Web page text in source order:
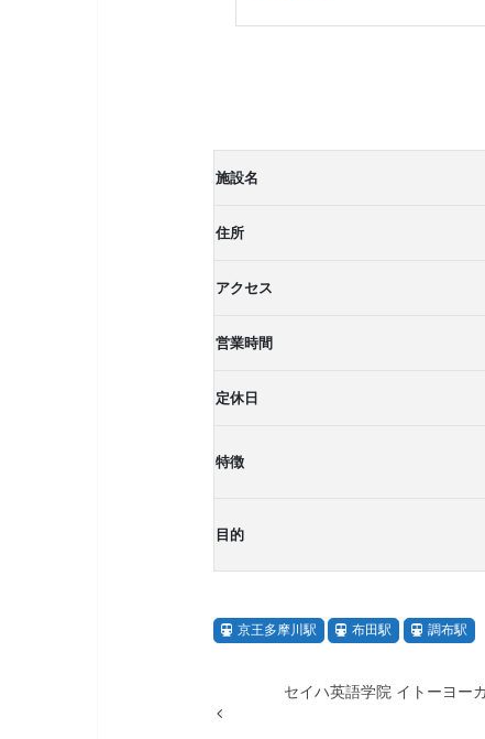
施設名
住所
アクセス
営業時間
定休日
特徴
目的
京王多摩川駅 布田駅 調布駅
セイハ英語学院 イトーヨー